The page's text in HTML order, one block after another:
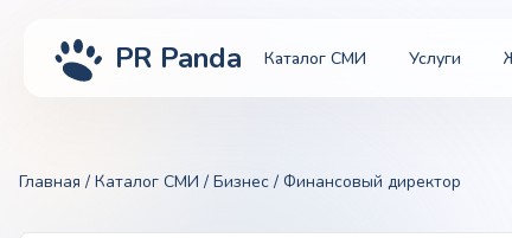
PR Panda Каталог СМИ Услуги
Главная / Каталог СМИ / Бизнес / Финансовый директор